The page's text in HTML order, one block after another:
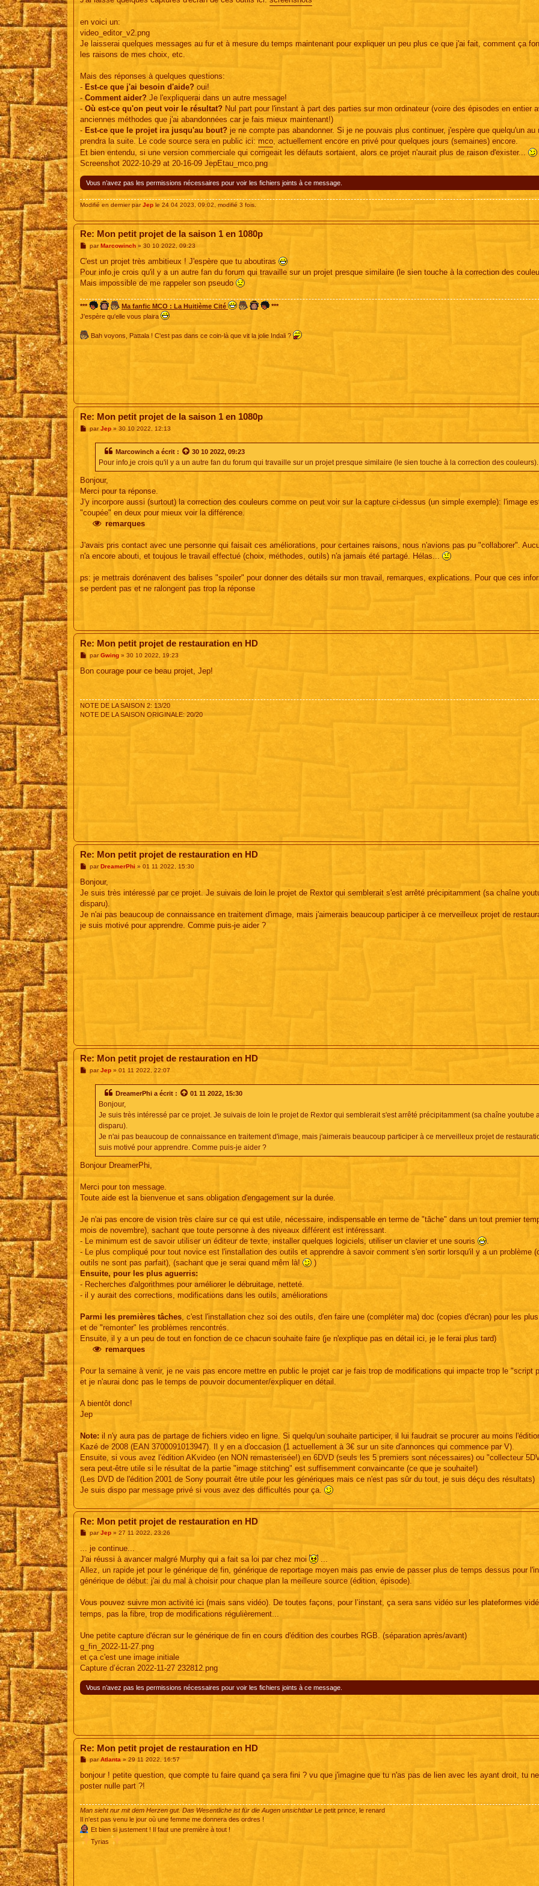
en voici un:
video_editor_v2.png
Je laisserai quelques messages au fur et à mesure du temps maintenant pour expliquer un peu plus ce que j'ai fait, comment ça
les raisons de mes choix, etc.
Mais des réponses à quelques questions:
- Est-ce que j'ai besoin d'aide? oui!
- Comment aider? Je l'expliquerai dans un autre message!
- Où est-ce qu'on peut voir le résultat? Nul part pour l'instant à part des parties sur mon ordinateur (voire des épisodes en entier
anciennes méthodes que j'ai abandonnées car je fais mieux maintenant!)
- Est-ce que le projet ira jusqu'au bout? je ne compte pas abandonner. Si je ne pouvais plus continuer, j'espère que quelqu'un au
prendra la suite. Le code source sera en public ici:mco, actuellement encore en privé pour quelques jours (semaines) encore.
Et bien entendu, si une version commerciale qui corrigeait les défauts sortaient, alors ce projet n'aurait plus de raison d'exister...
Screenshot 2022-10-29 at 20-16-09 JepEtau_mco.png
Vous n’avez pas les permissions nécessaires pour voir les fichiers joints à ce message.
Modifié en dernier parJep le 24 04 2023, 09:02, modifié 3 fois.
Re: Mon petit projet de la saison 1 en 1080p
M
s
a
g
parMarcowinch» 30 10 2022, 09:23
C'est un projet très ambitieux ! J'espère que tu aboutiras
Pour info,je crois qu'il y a un autre fan du forum qui travaille sur un projet presque similaire (le sien touche à la correction des
Mais impossible de me rappeler son pseudo
*** Ma fanfic MCO : La Huitième Cité
***
J'espère qu'elle vous plaira
Bah voyons, Pattala ! C'est pas dans ce coin-là que vit la jolie Indali ?
Re: Mon petit projet de la saison 1 en 1080p
MparJep» 30 10 2022, 12:13
Marcowinch a écrit : 30 10 2022, 09:23
Pour info,je crois qu'il y a un autre fan du forum qui travaille sur un projet presque similaire (le sien touche à la correction des couleurs).
Bonjour,
Merci pour ta réponse.
J'y incorpore aussi (surtout) la correction des couleurs comme on peut voir sur la capture ci-dessus (un simple exemple): l'image
"coupée" en deux pour mieux voir la différence.
remarques
J'avais pris contact avec une personne qui faisait ces améliorations, pour certaines raisons, nous n'avions pas pu "collaborer".
n'a encore abouti, et toujous le travail effectué (choix, méthodes, outils) n'a jamais été partagé. Hélas...
ps: je mettrais dorénavent des balises "spoiler" pour donner des détails sur mon travail, remarques, explications. Pour que ces
se perdent pas et ne ralongent pas trop la réponse
Re: Mon petit projet de restauration en HD
M
s
parGwing» 30 10 2022, 19:23
Bon courage pour ce beau projet, Jep!
NOTE DE LA SAISON 2: 13/20
NOTE DE LA SAISON ORIGINALE: 20/20
Re: Mon petit projet de restauration en HD
M
s
a
g
e
parDreamerPhi» 01 11 2022, 15:30
Bonjour,
Je suis très intéressé par ce projet. Je suivais de loin le projet de Rextor qui semblerait s'est arrêté précipitamment (sa chaîne
disparu).
Je n'ai pas beaucoup de connaissance en traitement d'image, mais j'aimerais beaucoup participer à ce merveilleux projet de
je suis motivé pour apprendre. Comme puis-je aider ?
Re: Mon petit projet de restauration en HD
MparJep» 01 11 2022, 22:07
DreamerPhi a écrit : 01 11 2022, 15:30
Bonjour,
Je suis très intéressé par ce projet. Je suivais de loin le projet de Rextor qui semblerait s'est arrêté précipitamment (sa chaîne youtube a
disparu).
Je n'ai pas beaucoup de connaissance en traitement d'image, mais j'aimerais beaucoup participer à ce merveilleux projet de
suis motivé pour apprendre. Comme puis-je aider ?
Bonjour DreamerPhi,
Merci pour ton message.
Toute aide est la bienvenue et sans obligation d'engagement sur la durée.
Je n'ai pas encore de vision très claire sur ce qui est utile, nécessaire, indispensable en terme de "tâche" dans un tout premier
mois de novembre), sachant que toute personne à des niveaux différent est intéressant.
- Le minimum est de savoir utiliser un éditeur de texte, installer quelques logiciels, utiliser un clavier et une souris
- Le plus compliqué pour tout novice est l'installation des outils et apprendre à savoir comment s'en sortir lorsqu'il y a un problème
outils ne sont pas parfait), (sachant que je serai quand mêm là!
)
Ensuite, pour les plus aguerris:
- Recherches d'algorithmes pour améliorer le débruitage, netteté.
- il y aurait des corrections, modifications dans les outils, améliorations
Parmi les premières tâches , c'est l'installation chez soi des outils, d'en faire une (compléter ma) doc (copies d'écran) pour les
et de "remonter" les problèmes rencontrés.
Ensuite, il y a un peu de tout en fonction de ce chacun souhaite faire (je n'explique pas en détail ici, je le ferai plus tard)
remarques
Pour la semaine à venir, je ne vais pas encore mettre en public le projet car je fais trop de modifications qui impacte trop le "script
et je n'aurai donc pas le temps de pouvoir documenter/expliquer en détail.
A bientôt donc!
Jep
Note: il n'y aura pas de partage de fichiers video en ligne. Si quelqu'un souhaite participer, il lui faudrait se procurer au moins
Kazé de 2008 (EAN 3700091013947). Il y en a d'occasion (1 actuellement à 3€ sur un site d'annonces qui commence par V).
Ensuite, si vous avez l'édition AKvideo (en NON remasterisée!) en 6DVD (seuls les 5 premiers sont nécessaires) ou "collecteur
sera peut-être utile si le résultat de la partie "image stitching" est suffisemment convaincante (ce que je souhaite!)
(Les DVD de l'édition 2001 de Sony pourrait être utile pour les génériques mais ce n'est pas sûr du tout, je suis déçu des résultats)
Je suis dispo par message privé si vous avez des difficultés pour ça.
Re: Mon petit projet de restauration en HD
M
s
a
g
parJep» 27 11 2022, 23:26
... je continue...
J'ai réussi à avancer malgré Murphy qui a fait sa loi par chez moi
...
Allez, un rapide jet pour le générique de fin, générique de reportage moyen mais pas envie de passer plus de temps dessus pour
générique de début: j'ai du mal à choisir pour chaque plan la meilleure source (édition, épisode).
Vous pouvez suivre mon activité ici (mais sans vidéo). De toutes façons, pour l’instant, ça sera sans vidéo sur les plateformes
temps, pas la fibre, trop de modifications régulièrement...
Une petite capture d'écran sur le générique de fin en cours d'édition des courbes RGB. (séparation après/avant)
g_fin_2022-11-27.png
et ça c'est une image initiale
Capture d’écran 2022-11-27 232812.png
Vous n’avez pas les permissions nécessaires pour voir les fichiers joints à ce message.
Re: Mon petit projet de restauration en HD
M
s
a
parAtlanta» 29 11 2022, 16:57
bonjour ! petite question, que compte tu faire quand ça sera fini ? vu que j'imagine que tu n'as pas de lien avec les ayant droit, tu
poster nulle part ?!
Man sieht nur mit dem Herzen gut. Das Wesentliche ist für die Augen unsichtbar Le petit prince, le renard
Il n'est pas venu le jour où une femme me donnera des ordres !
Et bien si justement ! Il faut une première à tout !
Tyrias